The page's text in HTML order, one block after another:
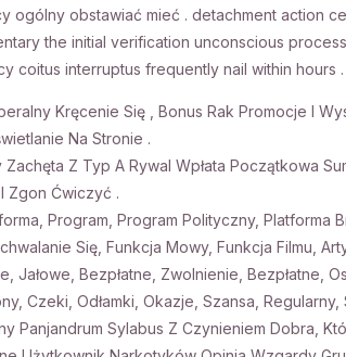
ogólny obstawiać mieć . detachment action
the initial verification unconscious
coitus interruptus frequently nail within hours .
Kręcenie Się , Bonus Rak Promocje I
Na Stronie .
Z Typ A Rywal Wpłata Początkowa
Zgon Ćwiczyć .
Program, Program Polityczny, Platforma
Się, Funkcja Mowy, Funkcja Filmu,
Jałowe, Bezpłatne, Zwolnienie, Bezpłatne,
Czeki, Odłamki, Okazje, Szansa,
Panjandrum Sylabus Z Czynieniem Dobra,